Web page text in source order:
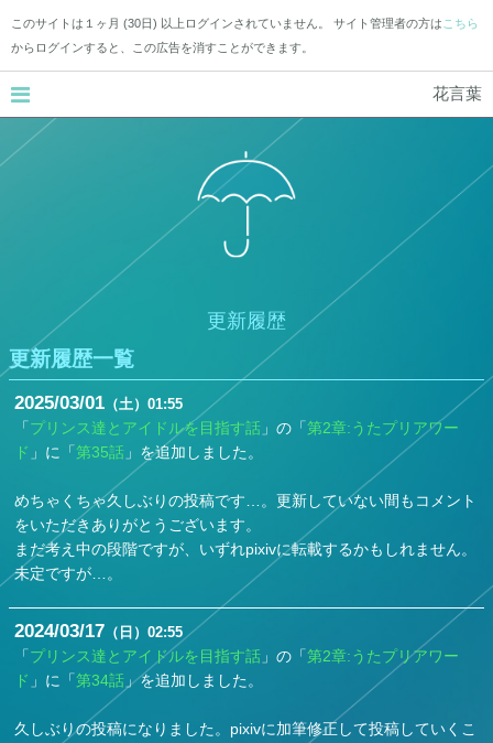
このサイトは１ヶ月 (30日) 以上ログインされていません。 サイト管理者の方は こちら
からログインすると、この広告を消すことができます。
花言葉
更新履歴
更新履歴一覧
2025 03 01 （土） 01:55
「プリンス達とアイドルを目指す話 」の「第2章:うたプリアワー
ド 」に「第35話 」を追加しました。
めちゃくちゃ久しぶりの投稿です…。更新していない間もコメント
をいただきありがとうございます。
まだ考え中の段階ですが、いずれpixivに転載するかもしれません。
未定ですが…。
2024 03 17 （日） 02:55
「プリンス達とアイドルを目指す話 」の「第2章:うたプリアワー
ド 」に「第34話 」を追加しました。
久しぶりの投稿になりました。pixivに加筆修正して投稿していくこ